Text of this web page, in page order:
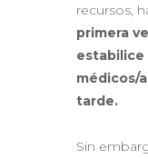
recursos,
primera
estabilice
médicos/
tarde.
Sin